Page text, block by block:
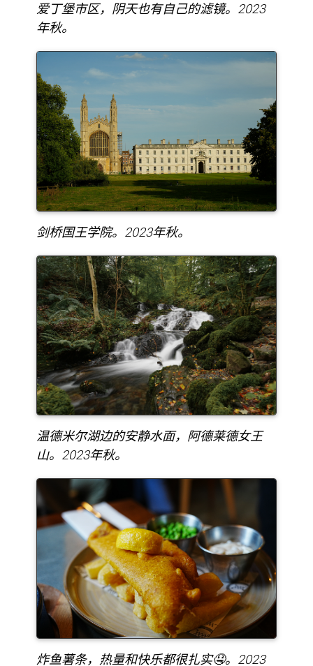
爱丁堡市区，阴天也有自己的滤镜。2023
年秋。
剑桥国王学院。2023年秋。
温德米尔湖边的安静水面，阿德莱德女王
山。2023年秋。
炸鱼薯条，热量和快乐都很扎实🤤。2023